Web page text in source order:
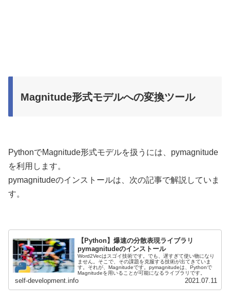
Magnitude形式モデルへの変換ツール
PythonでMagnitude形式モデルを扱うには、pymagnitude
を利用します。
pymagnitudeのインストールは、次の記事で解説していま
す。
【Python】爆速の分散表現ライブラリ
pymagnitudeのインストール
Word2Vecはスゴイ技術です。でも、遅すぎて使い物になり
ません。そこで、その課題を克服する技術が出てきていま
す。それが、Magnitudeです。pymagnitudeは、Pythonで
Magnitudeを用いることが可能になるライブラリです。
self-development.info 2021.07.11